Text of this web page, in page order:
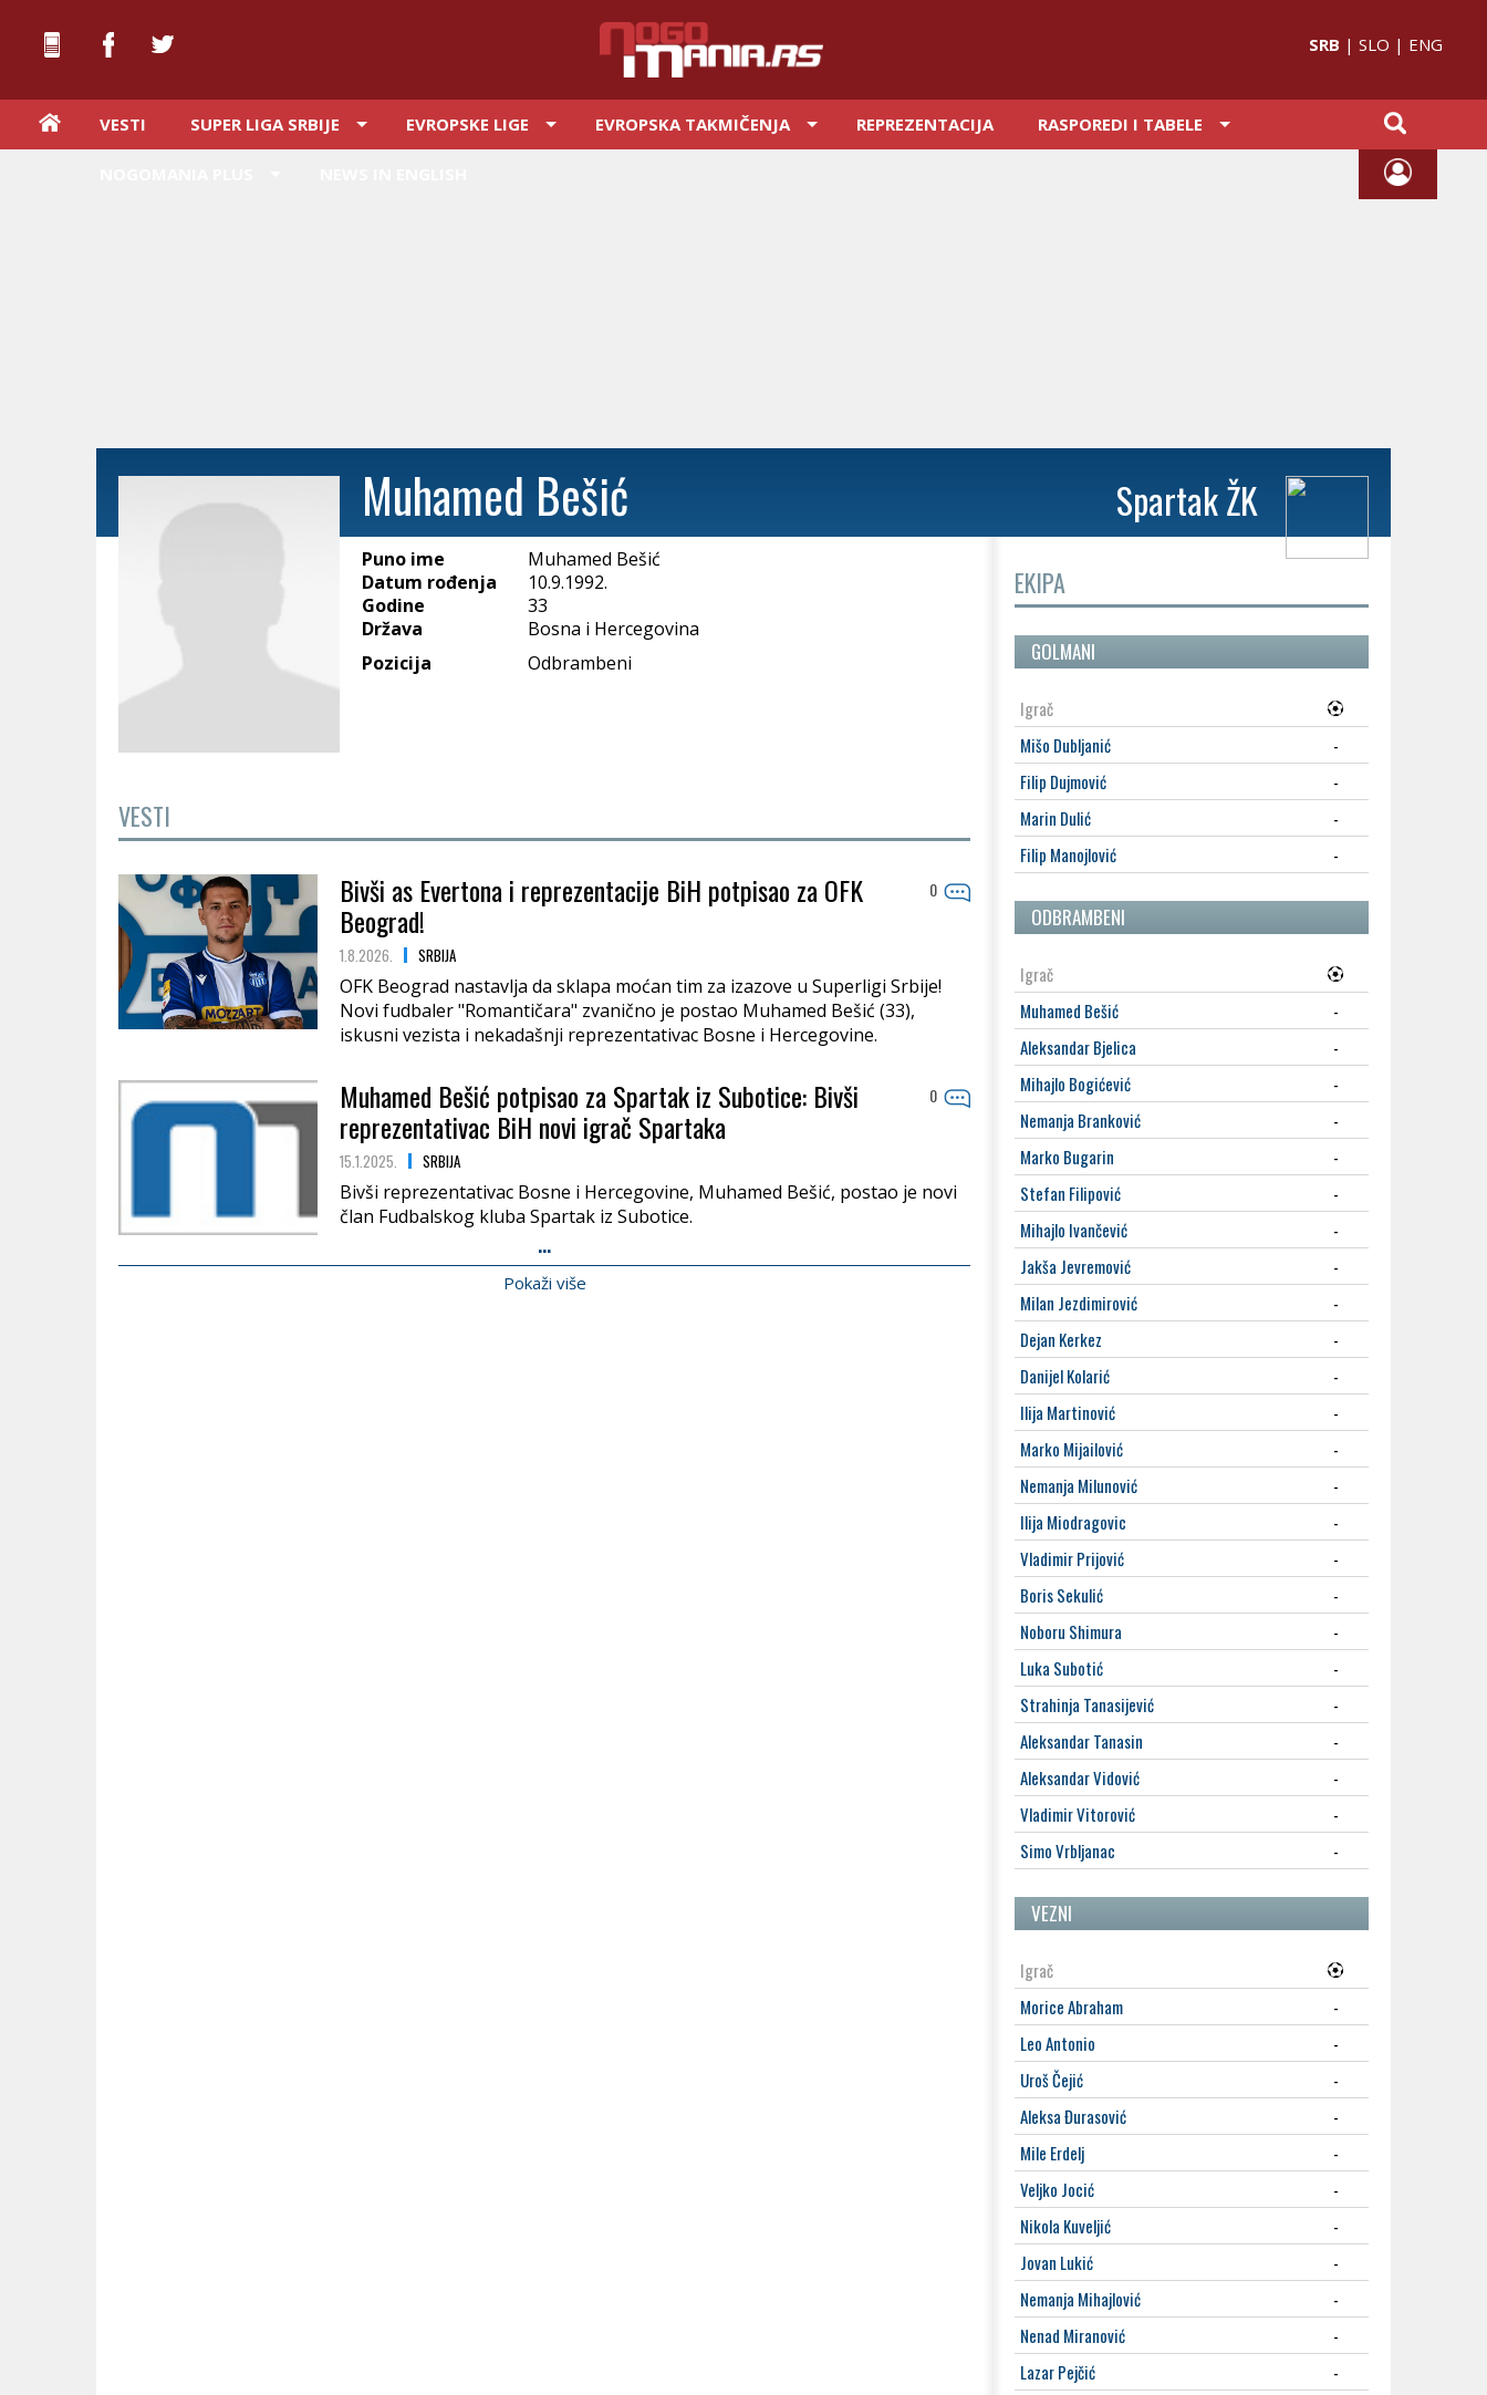
SRB | SLO | ENG
VESTI SUPER LIGA SRBIJE EVROPSKE LIGE EVROPSKA TAKMIČENJA REPREZENTACIJA RASPOREDI I TABELE
EKIPA
GOLMANI
Igrač
Mišo Dubljanić
-
Filip Dujmović
-
Marin Dulić
-
Filip Manojlović
-
ODBRAMBENI
Igrač
Muhamed Bešić
-
Aleksandar Bjelica
-
Mihajlo Bogićević
-
Nemanja Branković
-
Marko Bugarin
-
Stefan Filipović
-
Mihajlo Ivančević
-
Jakša Jevremović
-
Milan Jezdimirović
-
Dejan Kerkez
-
Danijel Kolarić
-
Ilija Martinović
-
Marko Mijailović
-
Nemanja Milunović
-
Ilija Miodragovic
-
Vladimir Prijović
-
Boris Sekulić
-
Noboru Shimura
-
Luka Subotić
-
Strahinja Tanasijević
-
Aleksandar Tanasin
-
Aleksandar Vidović
-
Vladimir Vitorović
-
Simo Vrbljanac
-
VEZNI
Igrač
Morice Abraham
-
Leo Antonio
-
Uroš Čejić
-
Aleksa Đurasović
-
Mile Erdelj
-
Veljko Jocić
-
Nikola Kuveljić
-
Jovan Lukić
-
Nemanja Mihajlović
-
Nenad Miranović
-
Lazar Pejčić
-
Muhamed Bešić Spartak ŽK
Puno ime
Muhamed Bešić
Datum rođenja
10.9.1992.
Godine
33
Država
Bosna i Hercegovina
Pozicija
Odbrambeni
VESTI
0
Bivši as Evertona i reprezentacije BiH potpisao za OFK
Beograd!
1.8.2026. SRBIJA
OFK Beograd nastavlja da sklapa moćan tim za izazove u Superligi Srbije!
Novi fudbaler "Romantičara" zvanično je postao Muhamed Bešić (33),
iskusni vezista i nekadašnji reprezentativac Bosne i Hercegovine.
0
Muhamed Bešić potpisao za Spartak iz Subotice: Bivši
reprezentativac BiH novi igrač Spartaka
15.1.2025. SRBIJA
Bivši reprezentativac Bosne i Hercegovine, Muhamed Bešić, postao je novi
član Fudbalskog kluba Spartak iz Subotice.
...
Pokaži više